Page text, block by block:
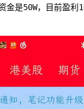
金是50W，目前盈利